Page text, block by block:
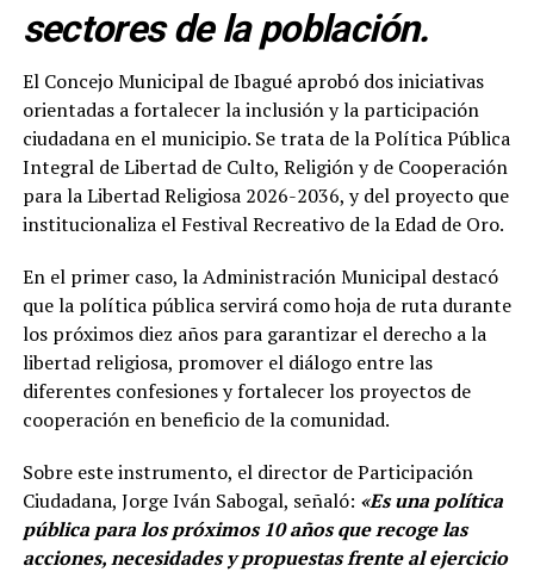
sectores de la población.
El Concejo Municipal de Ibagué aprobó dos iniciativas
orientadas a fortalecer la inclusión y la participación
ciudadana en el municipio. Se trata de la Política Pública
Integral de Libertad de Culto, Religión y de Cooperación
para la Libertad Religiosa 2026-2036, y del proyecto que
institucionaliza el Festival Recreativo de la Edad de Oro.
En el primer caso, la Administración Municipal destacó
que la política pública servirá como hoja de ruta durante
los próximos diez años para garantizar el derecho a la
libertad religiosa, promover el diálogo entre las
diferentes confesiones y fortalecer los proyectos de
cooperación en beneficio de la comunidad.
Sobre este instrumento, el director de Participación
Ciudadana, Jorge Iván Sabogal, señaló: «Es una política
pública para los próximos 10 años que recoge las
acciones, necesidades y propuestas frente al ejercicio